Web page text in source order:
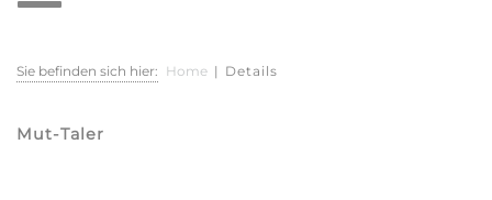
Sie befinden sich hier: Home | Details
Mut-Taler